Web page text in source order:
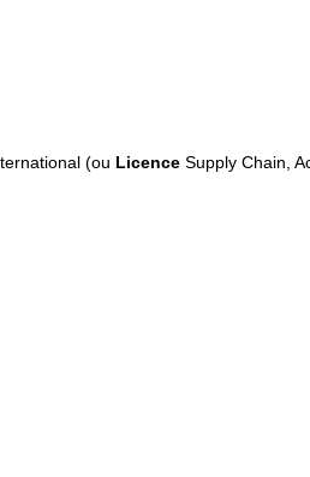
(ou Licence Supply Chain,